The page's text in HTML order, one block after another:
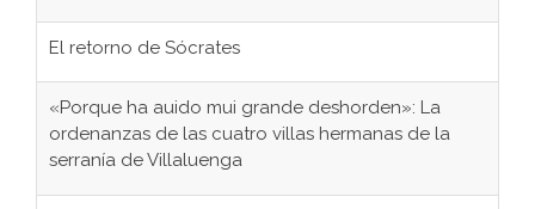
El retorno de Sócrates
«Porque ha auido mui grande deshorden»: La
ordenanzas de las cuatro villas hermanas de la
serranía de Villaluenga